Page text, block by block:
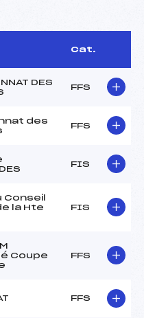
Cat.
DES
FFS
des
FFS
FIS
Conseil
la Hte
FIS
Coupe
FFS
FFS